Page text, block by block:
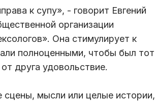
к супу», - говорит Евгений
организации
Она стимулирует к
полноценными, чтобы был тот
друга удовольствие.
мысли или целые истории,